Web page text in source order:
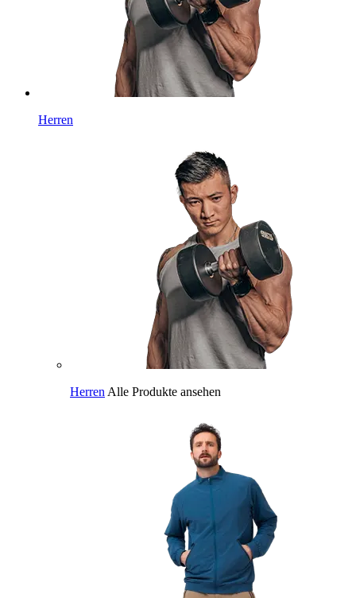
Herren
Herren Alle Produkte ansehen